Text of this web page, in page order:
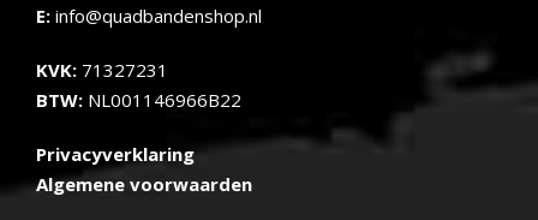
E: info@quadbandenshop.nl
KVK: 71327231
BTW: NL001146966B22
Privacyverklaring
Algemene voorwaarden